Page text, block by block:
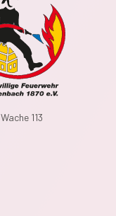
Wache 113